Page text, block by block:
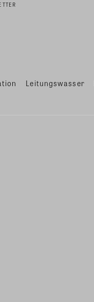
Leitungswasser